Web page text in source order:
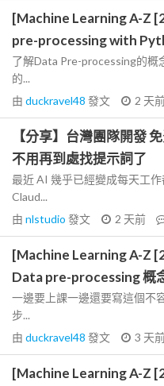
[Machine Learning A-Z
pre-processing with
了解Data Pre-processing的概
的...
由 duckravel48 發文 2 天
【分享】台灣團隊開發
不用再到處找提示詞了
最近 AI 幾乎已經變成每天工
Claud...
由 nlstudio 發文 2 天前
[Machine Learning A-Z
Data pre-processing 概
一邊要上課一邊還要寫這個不
步...
由 duckravel48 發文 3 天
[Machine Learning A-Z